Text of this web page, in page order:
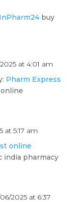
InPharm24buy
at 4:01 am
Pharm Express
at 5:17 am
online
india pharmacy
2025 at 6:37